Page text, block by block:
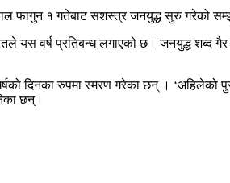
१ गतेबाट सशस्त्र जनयुद्ध सुरु गरेको
यस वर्ष प्रतिबन्ध लगाएको छ। जनयुद्ध शब्द
दिनका रुपमा स्मरण गरेका छन् । ‘अहिलेको
छन्।